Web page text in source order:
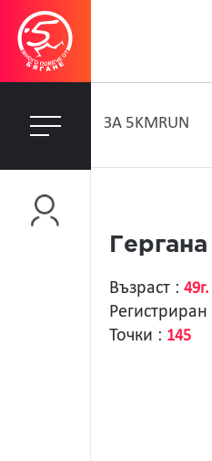
ЗA 5KMRUN
Възраст : 49г.
Регистриран
Точки : 145